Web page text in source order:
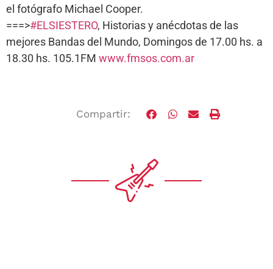
el fotógrafo Michael Cooper.
===>#ELSIESTERO, Historias y anécdotas de las
mejores Bandas del Mundo, Domingos de 17.00 hs. a
18.30 hs. 105.1FM www.fmsos.com.ar
Compartir: